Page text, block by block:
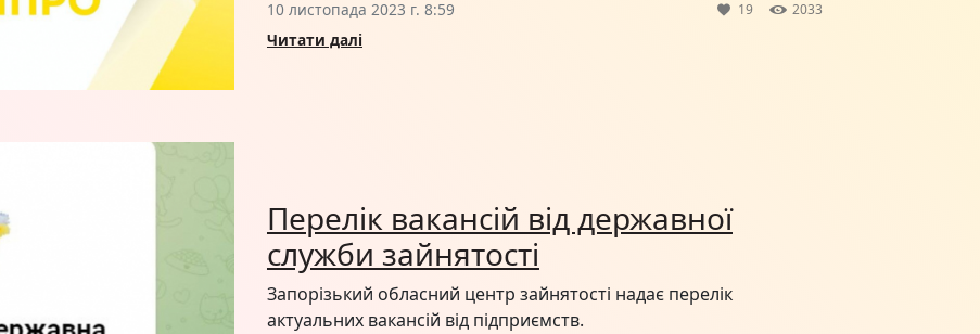
10 листопада 2023 г. 8:59 19 2033
Читати далі
Перелік вакансій від державної
служби зайнятості
Запорізький обласний центр зайнятості надає перелік
актуальних вакансій від підприємств.